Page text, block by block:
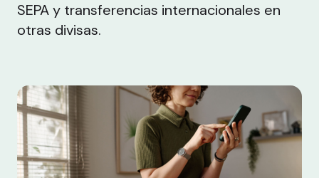
SEPA y transferencias internacionales en
otras divisas.